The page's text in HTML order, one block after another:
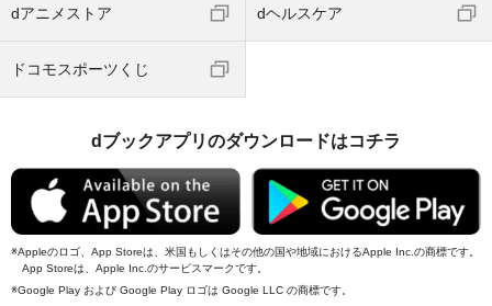
dアニメストア dヘルスケア
ドコモスポーツくじ
dブックアプリのダウンロードはコチラ
Appleのロゴ、App Storeは、米国もしくはその他の国や地域におけるApple Inc.の商標です。
App Storeは、Apple Inc.のサービスマークです。
Google Play および Google Play ロゴは Google LLC の商標です。